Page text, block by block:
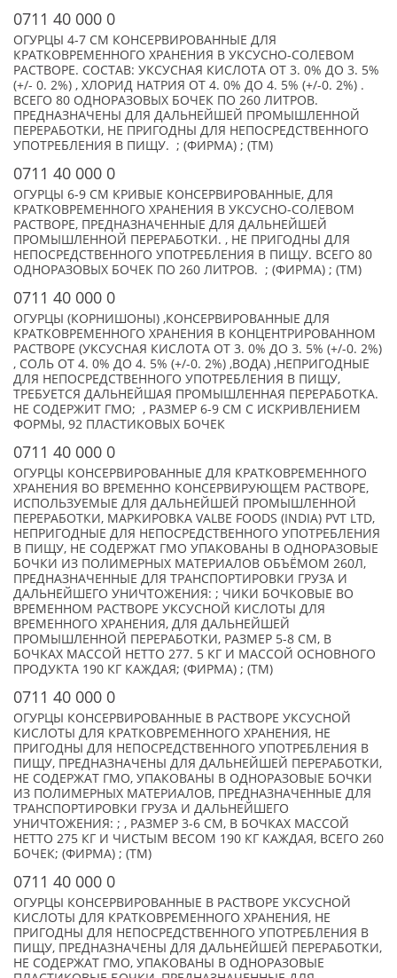
0711 40 000 0
ОГУРЦЫ 4-7 СМ КОНСЕРВИРОВАННЫЕ ДЛЯ
КРАТКОВРЕМЕННОГО ХРАНЕНИЯ В УКСУСНО-СОЛЕВОМ
РАСТВОРЕ. СОСТАВ: УКСУСНАЯ КИСЛОТА ОТ 3. 0% ДО 3. 5%
(+/- 0. 2%) , ХЛОРИД НАТРИЯ ОТ 4. 0% ДО 4. 5% (+/-0. 2%) .
ВСЕГО 80 ОДНОРАЗОВЫХ БОЧЕК ПО 260 ЛИТРОВ.
ПРЕДНАЗНАЧЕНЫ ДЛЯ ДАЛЬНЕЙШЕЙ ПРОМЫШЛЕННОЙ
ПЕРЕРАБОТКИ, НЕ ПРИГОДНЫ ДЛЯ НЕПОСРЕДСТВЕННОГО
УПОТРЕБЛЕНИЯ В ПИЩУ. ; (ФИРМА) ; (TM)
0711 40 000 0
ОГУРЦЫ 6-9 СМ КРИВЫЕ КОНСЕРВИРОВАННЫЕ, ДЛЯ
КРАТКОВРЕМЕННОГО ХРАНЕНИЯ В УКСУСНО-СОЛЕВОМ
РАСТВОРЕ, ПРЕДНАЗНАЧЕННЫЕ ДЛЯ ДАЛЬНЕЙШЕЙ
ПРОМЫШЛЕННОЙ ПЕРЕРАБОТКИ. , НЕ ПРИГОДНЫ ДЛЯ
НЕПОСРЕДСТВЕННОГО УПОТРЕБЛЕНИЯ В ПИЩУ. ВСЕГО 80
ОДНОРАЗОВЫХ БОЧЕК ПО 260 ЛИТРОВ. ; (ФИРМА) ; (TM)
0711 40 000 0
ОГУРЦЫ (КОРНИШОНЫ) ,КОНСЕРВИРОВАННЫЕ ДЛЯ
КРАТКОВРЕМЕННОГО ХРАНЕНИЯ В КОНЦЕНТРИРОВАННОМ
РАСТВОРЕ (УКСУСНАЯ КИСЛОТА ОТ 3. 0% ДО 3. 5% (+/-0. 2%)
, СОЛЬ ОТ 4. 0% ДО 4. 5% (+/-0. 2%) ,ВОДА) ,НЕПРИГОДНЫЕ
ДЛЯ НЕПОСРЕДСТВЕННОГО УПОТРЕБЛЕНИЯ В ПИЩУ,
ТРЕБУЕТСЯ ДАЛЬНЕЙШАЯ ПРОМЫШЛЕННАЯ ПЕРЕРАБОТКА.
НЕ СОДЕРЖИТ ГМО; , РАЗМЕР 6-9 СМ С ИСКРИВЛЕНИЕМ
ФОРМЫ, 92 ПЛАСТИКОВЫХ БОЧЕК
0711 40 000 0
ОГУРЦЫ КОНСЕРВИРОВАННЫЕ ДЛЯ КРАТКОВРЕМЕННОГО
ХРАНЕНИЯ ВО ВРЕМЕННО КОНСЕРВИРУЮЩЕМ РАСТВОРЕ,
ИСПОЛЬЗУЕМЫЕ ДЛЯ ДАЛЬНЕЙШЕЙ ПРОМЫШЛЕННОЙ
ПЕРЕРАБОТКИ, МАРКИРОВКА VALBE FOODS (INDIA) PVT LTD,
НЕПРИГОДНЫЕ ДЛЯ НЕПОСРЕДСТВЕННОГО УПОТРЕБЛЕНИЯ
В ПИЩУ, НЕ СОДЕРЖАТ ГМО УПАКОВАНЫ В ОДНОРАЗОВЫЕ
БОЧКИ ИЗ ПОЛИМЕРНЫХ МАТЕРИАЛОВ ОБЪЁМОМ 260Л,
ПРЕДНАЗНАЧЕННЫЕ ДЛЯ ТРАНСПОРТИРОВКИ ГРУЗА И
ДАЛЬНЕЙШЕГО УНИЧТОЖЕНИЯ: ; ЧИКИ БОЧКОВЫЕ ВО
ВРЕМЕННОМ РАСТВОРЕ УКСУСНОЙ КИСЛОТЫ ДЛЯ
ВРЕМЕННОГО ХРАНЕНИЯ, ДЛЯ ДАЛЬНЕЙШЕЙ
ПРОМЫШЛЕННОЙ ПЕРЕРАБОТКИ, РАЗМЕР 5-8 СМ, В
БОЧКАХ МАССОЙ НЕТТО 277. 5 КГ И МАССОЙ ОСНОВНОГО
ПРОДУКТА 190 КГ КАЖДАЯ; (ФИРМА) ; (TM)
0711 40 000 0
ОГУРЦЫ КОНСЕРВИРОВАННЫЕ В РАСТВОРЕ УКСУСНОЙ
КИСЛОТЫ ДЛЯ КРАТКОВРЕМЕННОГО ХРАНЕНИЯ, НЕ
ПРИГОДНЫ ДЛЯ НЕПОСРЕДСТВЕННОГО УПОТРЕБЛЕНИЯ В
ПИЩУ, ПРЕДНАЗНАЧЕНЫ ДЛЯ ДАЛЬНЕЙШЕЙ ПЕРЕРАБОТКИ,
НЕ СОДЕРЖАТ ГМО, УПАКОВАНЫ В ОДНОРАЗОВЫЕ БОЧКИ
ИЗ ПОЛИМЕРНЫХ МАТЕРИАЛОВ, ПРЕДНАЗНАЧЕННЫЕ ДЛЯ
ТРАНСПОРТИРОВКИ ГРУЗА И ДАЛЬНЕЙШЕГО
УНИЧТОЖЕНИЯ: ; , РАЗМЕР 3-6 СМ, В БОЧКАХ МАССОЙ
НЕТТО 275 КГ И ЧИСТЫМ ВЕСОМ 190 КГ КАЖДАЯ, ВСЕГО 260
БОЧЕК; (ФИРМА) ; (TM)
0711 40 000 0
ОГУРЦЫ КОНСЕРВИРОВАННЫЕ В РАСТВОРЕ УКСУСНОЙ
КИСЛОТЫ ДЛЯ КРАТКОВРЕМЕННОГО ХРАНЕНИЯ, НЕ
ПРИГОДНЫ ДЛЯ НЕПОСРЕДСТВЕННОГО УПОТРЕБЛЕНИЯ В
ПИЩУ, ПРЕДНАЗНАЧЕНЫ ДЛЯ ДАЛЬНЕЙШЕЙ ПЕРЕРАБОТКИ,
НЕ СОДЕРЖАТ ГМО, УПАКОВАНЫ В ОДНОРАЗОВЫЕ